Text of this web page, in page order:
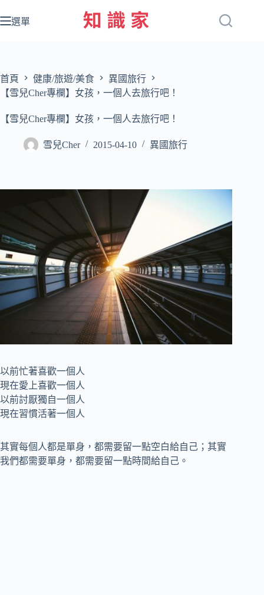
至
容
選單
首頁 健康/旅遊/美食
異國旅行
【雪兒Cher專欄】女孩，一個人去旅行吧！
【雪兒Cher專欄】女孩，一個人去旅行吧！
雪兒Cher 2015-04-10 異國旅行
以前忙著喜歡一個人
現在愛上喜歡一個人
以前討厭獨自一個人
現在習慣活著一個人
其實每個人都是單身，都需要留一點空白給自己；其實
我們都需要單身，都需要留一點時間給自己。